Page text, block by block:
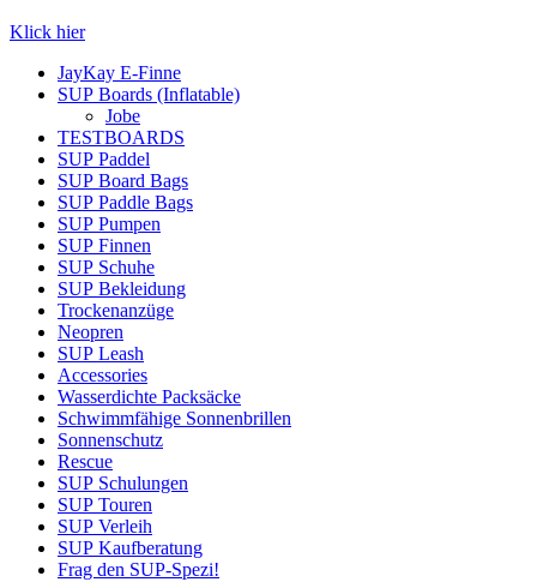
Klick hier
JayKay E-Finne
SUP Boards (Inflatable)
Jobe
TESTBOARDS
SUP Paddel
SUP Board Bags
SUP Paddle Bags
SUP Pumpen
SUP Finnen
SUP Schuhe
SUP Bekleidung
Trockenanzüge
Neopren
SUP Leash
Accessories
Wasserdichte Packsäcke
Schwimmfähige Sonnenbrillen
Sonnenschutz
Rescue
SUP Schulungen
SUP Touren
SUP Verleih
SUP Kaufberatung
Frag den SUP-Spezi!